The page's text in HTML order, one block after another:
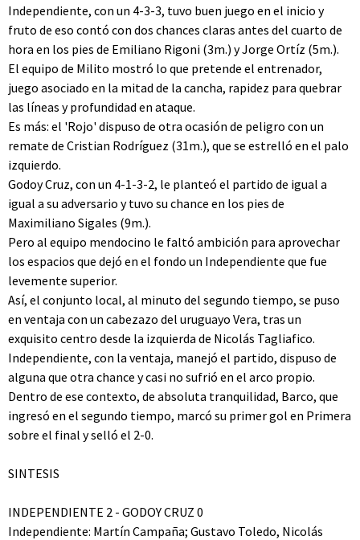
Independiente, con un 4-3-3, tuvo buen juego en el inicio y
fruto de eso contó con dos chances claras antes del cuarto de
hora en los pies de Emiliano Rigoni (3m.) y Jorge Ortíz (5m.).
El equipo de Milito mostró lo que pretende el entrenador,
juego asociado en la mitad de la cancha, rapidez para quebrar
las líneas y profundidad en ataque.
Es más: el 'Rojo' dispuso de otra ocasión de peligro con un
remate de Cristian Rodríguez (31m.), que se estrelló en el palo
izquierdo.
Godoy Cruz, con un 4-1-3-2, le planteó el partido de igual a
igual a su adversario y tuvo su chance en los pies de
Maximiliano Sigales (9m.).
Pero al equipo mendocino le faltó ambición para aprovechar
los espacios que dejó en el fondo un Independiente que fue
levemente superior.
Así, el conjunto local, al minuto del segundo tiempo, se puso
en ventaja con un cabezazo del uruguayo Vera, tras un
exquisito centro desde la izquierda de Nicolás Tagliafico.
Independiente, con la ventaja, manejó el partido, dispuso de
alguna que otra chance y casi no sufrió en el arco propio.
Dentro de ese contexto, de absoluta tranquilidad, Barco, que
ingresó en el segundo tiempo, marcó su primer gol en Primera
sobre el final y selló el 2-0.
SINTESIS
INDEPENDIENTE 2 - GODOY CRUZ 0
Independiente: Martín Campaña; Gustavo Toledo, Nicolás